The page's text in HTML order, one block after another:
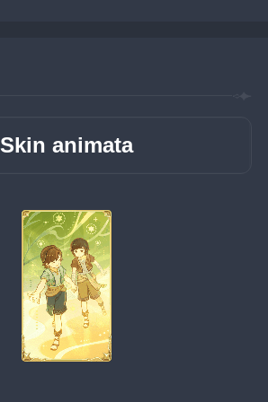
Skin animata